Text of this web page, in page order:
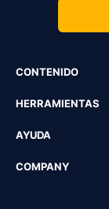
CONTENIDO
HERRAMIENTAS
AYUDA
COMPANY